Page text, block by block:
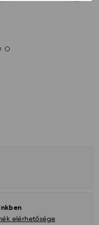
elérhetősége